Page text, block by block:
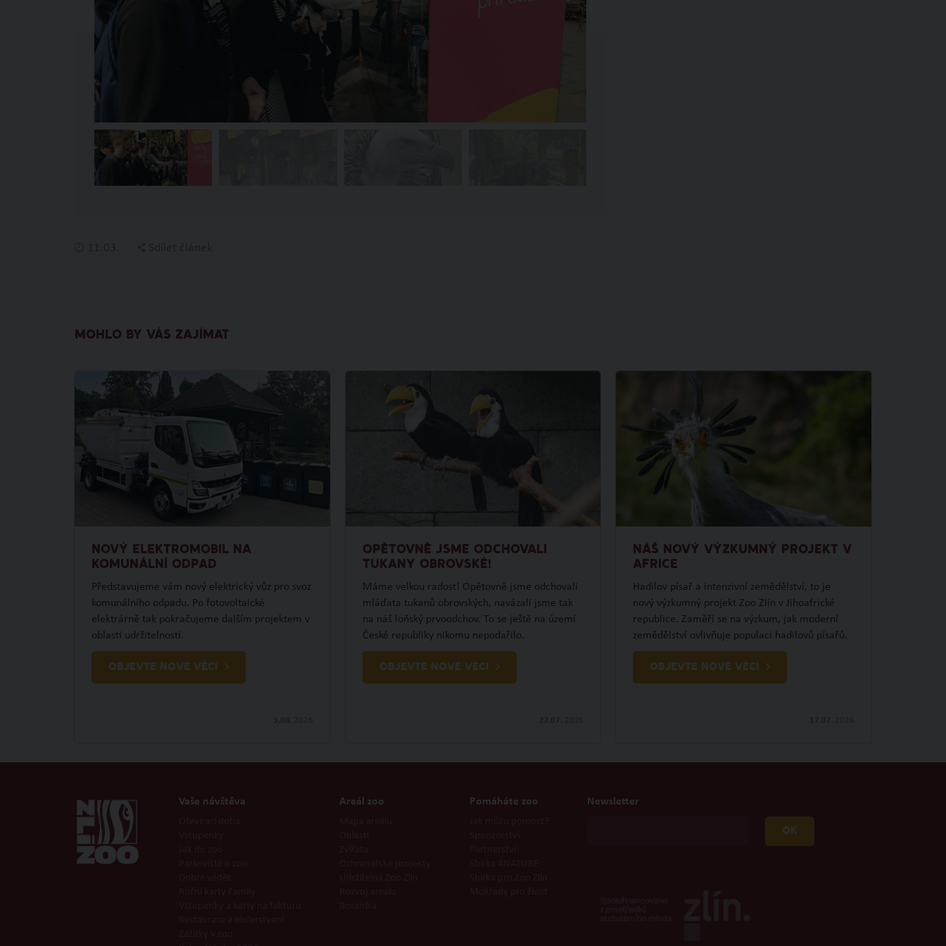
MOHLO BY VÁS ZAJÍMAT
NOVÝ ELEKTROMOBIL NA
KOMUNÁLNÍ ODPAD
Představujeme vám nový elektrický vůz pro svoz
komunálního odpadu. Po fotovoltaické
elektrárně tak pokračujeme dalším projektem v
oblasti udržitelnosti.
OBJEVTE NOVÉ VĚCI
OPĚTOVNĚ JSME ODCHOVALI
TUKANY OBROVSKÉ!
Máme velkou radost! Opětovně jsme odchovali
mláďata tukanů obrovských, navázali jsme tak
na náš loňský prvoodchov. To se ještě na území
České republiky nikomu nepodařilo.
OBJEVTE NOVÉ VĚCI
NÁŠ NOVÝ VÝZKUMNÝ PROJEKT V
AFRICE
Hadilov písař a intenzivní zemědělství, to je
nový výzkumný projekt Zoo Zlín v Jihoafrické
republice. Zaměří se na výzkum, jak moderní
zemědělství ovlivňuje populaci hadilovů písařů.
OBJEVTE NOVÉ VĚCI
Vaše návštěva Areál zoo Pomáháte zoo Newsletter
OK